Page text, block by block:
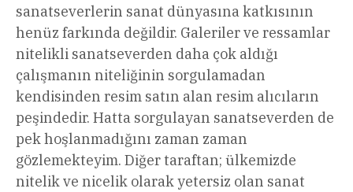
sanatseverlerin sanat dünyasına katkısının
henüz farkında değildir. Galeriler ve ressamlar
nitelikli sanatseverden daha çok aldığı
çalışmanın niteliğinin sorgulamadan
kendisinden resim satın alan resim alıcıların
peşindedir. Hatta sorgulayan sanatseverden de
pek hoşlanmadığını zaman zaman
gözlemekteyim. Diğer taraftan; ülkemizde
nitelik ve nicelik olarak yetersiz olan sanat